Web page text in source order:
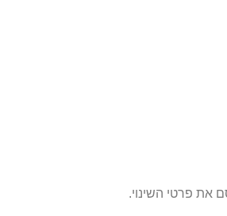
את פרטי השינוי.